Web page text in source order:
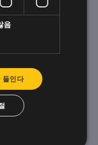
도가 높은 직원들
를 실천에 옮기는 데
. 이 글에서는 간단
소개하고자 합니
음
들인다